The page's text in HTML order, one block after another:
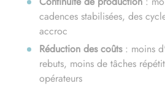
cadences stabilisées, des
accroc
Réduction des coûts: moins
rebuts, moins de tâches
opérateurs